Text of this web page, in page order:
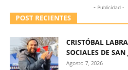
- Publicidad -
POST RECIENTES
CRISTÓBAL
SOCIALES DE
Agosto 7, 2026